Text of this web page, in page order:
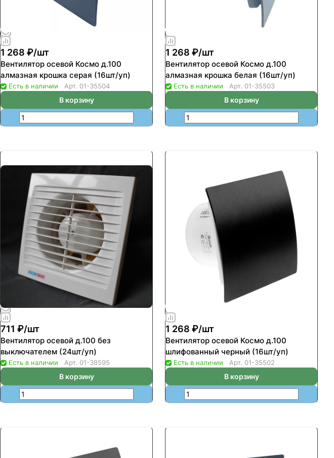
1 268 ₽/шт
Вентилятор осевой Космо д.100
алмазная крошка серая (16шт/уп)
Есть в наличии Арт. 01-35504
В корзину
1 268 ₽/шт
Вентилятор осевой Космо д.100
алмазная крошка белая (16шт/уп)
Есть в наличии Арт. 01-35503
В корзину
711 ₽/шт
Вентилятор осевой д.100 без
выключателем (24шт/уп)
Есть в наличии Арт. 01-38595
В корзину
1 268 ₽/шт
Вентилятор осевой Космо д.100
шлифованный черный (16шт/уп)
Есть в наличии Арт. 01-35502
В корзину